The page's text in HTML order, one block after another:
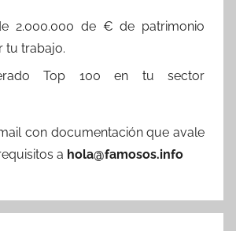
2.000.000 de € de patrimonio
tu trabajo.
Top 100 en tu sector
con documentación que avale
a hola@famosos.info